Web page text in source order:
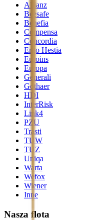
Allianz
Beesafe
Benefia
Compensa
Concordia
Ergo Hestia
Euroins
Europa
Generali
Gothaer
HDI
InterRisk
Link4
PZU
Trasti
TUW
TUZ
Uniqa
Warta
Wefox
Wiener
Inne
Nasza flota